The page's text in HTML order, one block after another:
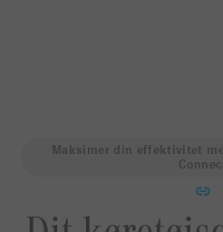
Maksimer din effektivitet